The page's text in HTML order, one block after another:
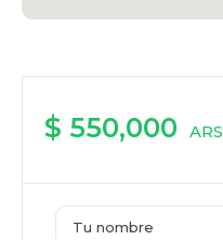
$ 550,000 ARS